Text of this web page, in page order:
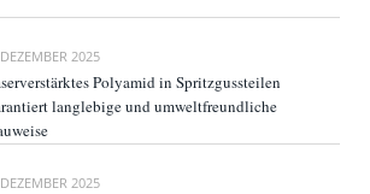
2025
Polyamid in Spritzgussteilen
langlebige und umweltfreundliche
2025